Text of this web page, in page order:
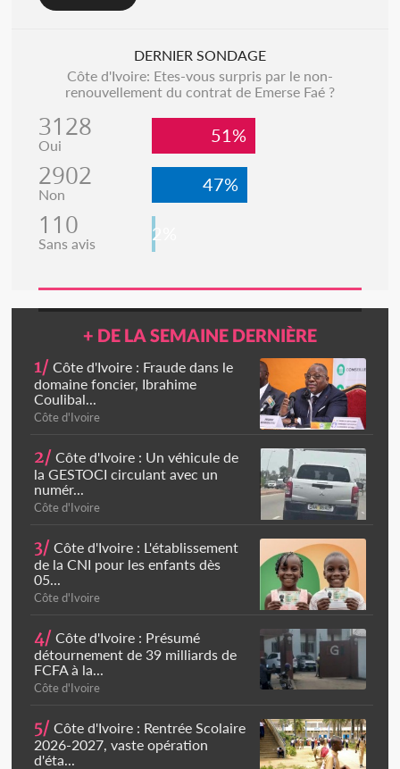
DERNIER SONDAGE
Côte d'Ivoire: Etes-vous surpris par le non-
renouvellement du contrat de Emerse Faé ?
3128
Oui 51%
2902
Non 47%
110
Sans avis 2%
+ DE LA SEMAINE DERNIÈRE
1/ Côte d'Ivoire : Fraude dans le
domaine foncier, Ibrahime
Coulibal...
Côte d'Ivoire
2/ Côte d'Ivoire : Un véhicule de
la GESTOCI circulant avec un
numér...
Côte d'Ivoire
3/ Côte d'Ivoire : L'établissement
de la CNI pour les enfants dès
05...
Côte d'Ivoire
4/ Côte d'Ivoire : Présumé
détournement de 39 milliards de
FCFA à la...
Côte d'Ivoire
5/ Côte d'Ivoire : Rentrée Scolaire
2026-2027, vaste opération
d'éta...